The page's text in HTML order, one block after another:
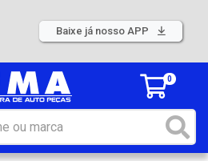
Baixe já nosso APP
0